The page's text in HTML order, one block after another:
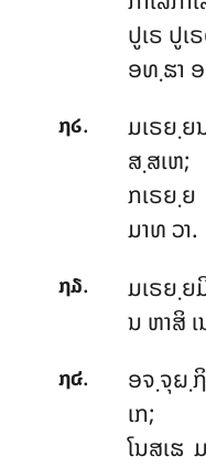
ປູເຣ ປູ
ອທ຺ຘາ
໗໒. ມເຣຍ຺
ສ຺ສເຫ;
ກເຣຍ຺
ມາທ ວາ.
໗໓. ມເຣຍ຺ຍ
ນ ຫາສິ
໗໔.
ອຈ຺ຈຸຏ຺
ເກ;
ໂນສເ